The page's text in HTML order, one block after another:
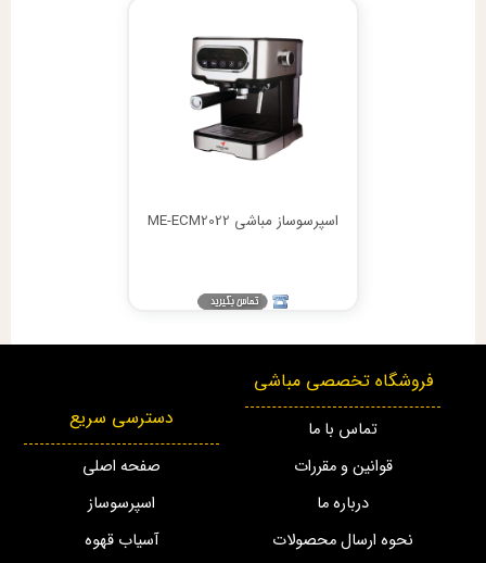
اسپرسوساز مباشی ME-ECM2022
فروشگاه تخصصی مباشی
تماس با ما
قوانین و مقررات
درباره ما
نحوه ارسال محصولات
دسترسی سریع
صفحه اصلی
اسپرسوساز
آسیاب قهوه